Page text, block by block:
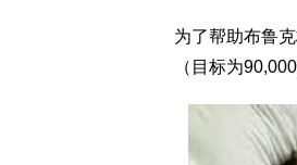
为了帮助布鲁
（目标为